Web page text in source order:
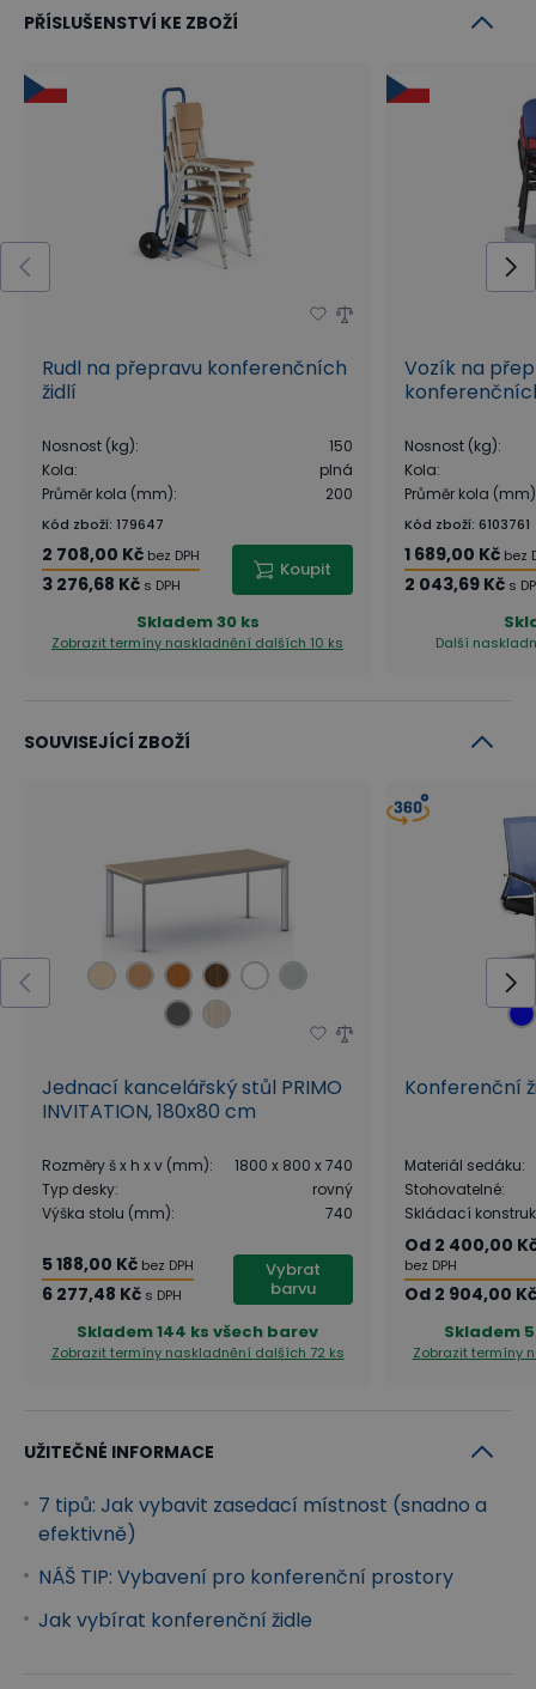
PŘÍSLUŠENSTVÍ KE ZBOŽÍ
Rudl na přepravu konferenčních
židlí
Nosnost (kg):
150
Kola:
plná
Průměr kola (mm): 200
Kód zboží: 179647
2 708,00 Kč bez DPH
3 276,68 Kč s DPH
Koupit
Skladem30 ks
Zobrazit termíny naskladnění dalších 10 ks
Vozík na
Nosnost (kg):
Kola:
Průměr kola (mm)
Kód zboží: 6103761
1 689,00 Kč bez
2 043,69 Kč s
Další
SOUVISEJÍCÍ ZBOŽÍ
Jednací kancelářský stůl PRIMO
INVITATION, 180x80 cm
Rozměry š x h x v (mm):
1800 x 800 x 740
Typ desky:
rovný
Výška stolu (mm): 740
5 188,00 Kč bez DPH
6 277,48 Kč s DPH
Vybrat
barvu
Skladem144 ks všech barev
Zobrazit termíny naskladnění dalších 72 ks
Konferenční
Materiál sedáku:
Stohovatelné:
Skládací
Od 2 400,00
bez DPH
Od 2 904,00 Kč
Skladem
Zobrazit termíny
UŽITEČNÉ INFORMACE
7 tipů: Jak vybavit zasedací místnost (snadno a
efektivně)
NÁŠ TIP: Vybavení pro konferenční prostory
Jak vybírat konferenční židle